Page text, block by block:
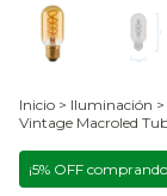
Inicio > Iluminación >
Vintage Macroled
¡5% OFF